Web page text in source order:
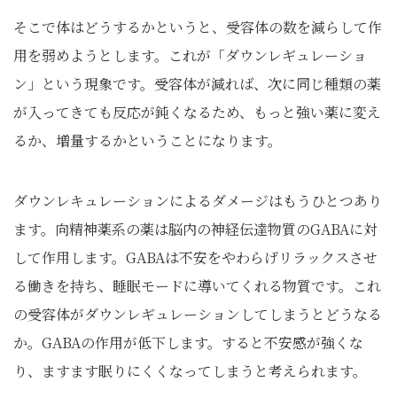
そこで体はどうするかというと、受容体の数を減らして作
用を弱めようとします。これが「ダウンレギュレーショ
ン」という現象です。受容体が減れば、次に同じ種類の薬
が入ってきても反応が鈍くなるため、もっと強い薬に変え
るか、増量するかということになります。
ダウンレキュレーションによるダメージはもうひとつあり
ます。向精神薬系の薬は脳内の神経伝達物質のGABAに対
して作用します。GABAは不安をやわらげリラックスさせ
る働きを持ち、睡眠モードに導いてくれる物質です。これ
の受容体がダウンレギュレーションしてしまうとどうなる
か。GABAの作用が低下します。すると不安感が強くな
り、ますます眠りにくくなってしまうと考えられます。